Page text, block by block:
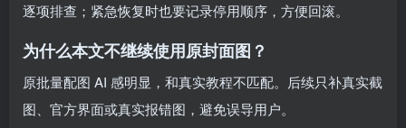
逐项排查；紧急恢复时也要记录停用顺序，方便回滚。
为什么本文不继续使用原封面图？
原批量配图 AI 感明显，和真实教程不匹配。后续只补真实截
图、官方界面或真实报错图，避免误导用户。